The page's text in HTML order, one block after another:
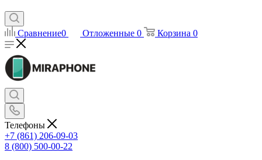
Сравнение0 Отложенные 0 Корзина 0
Телефоны
+7 (861) 206-09-03
8 (800) 500-00-22